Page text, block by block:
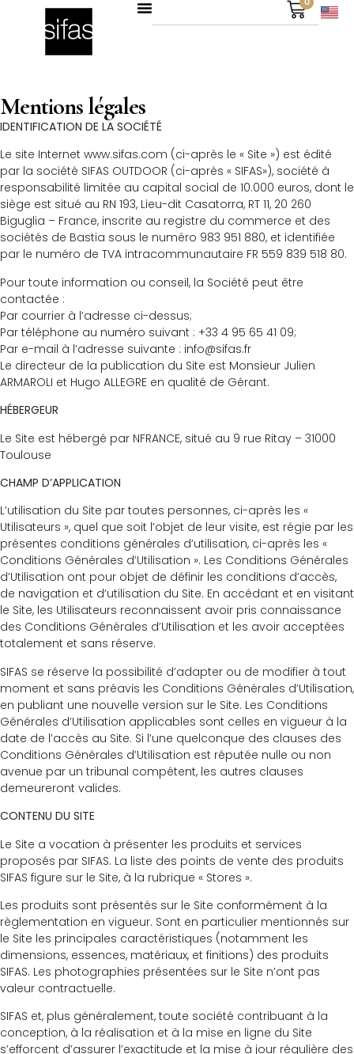
Mentions légales
IDENTIFICATION DE LA SOCIÉTÉ
Le site Internet www.sifas.com (ci-après le « Site ») est édité
par la société SIFAS OUTDOOR (ci-après « SIFAS»), société à
responsabilité limitée au capital social de 10.000 euros, dont le
siège est situé au RN 193, Lieu-dit Casatorra, RT 11, 20 260
Biguglia – France, inscrite au registre du commerce et des
sociétés de Bastia sous le numéro 983 951 880, et identifiée
par le numéro de TVA intracommunautaire FR 559 839 518 80.
Pour toute information ou conseil, la Société peut être
contactée :
Par courrier à l’adresse ci-dessus;
Par téléphone au numéro suivant : +33 4 95 65 41 09;
Par e-mail à l’adresse suivante : info@sifas.fr
Le directeur de la publication du Site est Monsieur Julien
ARMAROLI et Hugo ALLEGRE en qualité de Gérant.
HÉBERGEUR
Le Site est hébergé par NFRANCE, situé au 9 rue Ritay – 31000
Toulouse
CHAMP D’APPLICATION
L’utilisation du Site par toutes personnes, ci-après les «
Utilisateurs », quel que soit l’objet de leur visite, est régie par les
présentes conditions générales d’utilisation, ci-après les «
Conditions Générales d’Utilisation ». Les Conditions Générales
d’Utilisation ont pour objet de définir les conditions d’accès,
de navigation et d’utilisation du Site. En accédant et en visitant
le Site, les Utilisateurs reconnaissent avoir pris connaissance
des Conditions Générales d’Utilisation et les avoir acceptées
totalement et sans réserve.
SIFAS se réserve la possibilité d’adapter ou de modifier à tout
moment et sans préavis les Conditions Générales d’Utilisation,
en publiant une nouvelle version sur le Site. Les Conditions
Générales d’Utilisation applicables sont celles en vigueur à la
date de l’accès au Site. Si l’une quelconque des clauses des
Conditions Générales d’Utilisation est réputée nulle ou non
avenue par un tribunal compétent, les autres clauses
demeureront valides.
CONTENU DU SITE
Le Site a vocation à présenter les produits et services
proposés par SIFAS. La liste des points de vente des produits
SIFAS figure sur le Site, à la rubrique « Stores ».
Les produits sont présentés sur le Site conformément à la
règlementation en vigueur. Sont en particulier mentionnés sur
le Site les principales caractéristiques (notamment les
dimensions, essences, matériaux, et finitions) des produits
SIFAS. Les photographies présentées sur le Site n’ont pas
valeur contractuelle.
SIFAS et, plus généralement, toute société contribuant à la
conception, à la réalisation et à la mise en ligne du Site
s’efforcent d’assurer l’exactitude et la mise à jour régulière des